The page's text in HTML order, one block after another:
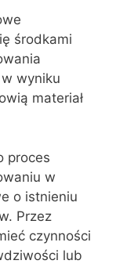
środkami
wyniku
materiał
proces
w
o istnieniu
Przez
czynności
lub